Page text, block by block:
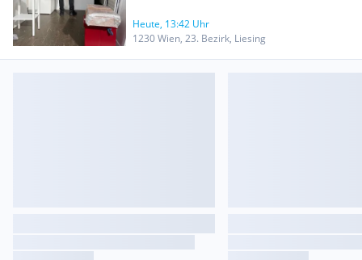
Transport, Flügel Transport,
Tresor Transport, Lastentaxi
20m3
Heute, 13:42 Uhr
1230 Wien, 23. Bezirk, Liesing